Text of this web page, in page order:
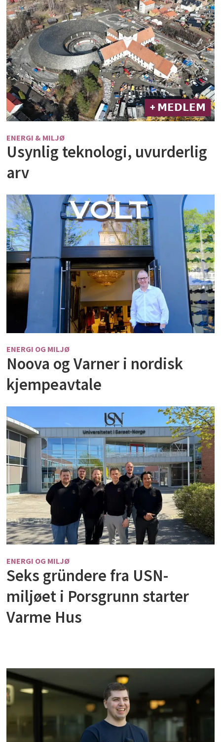
+ 𝗠𝗘𝗗𝗟𝗘𝗠
ENERGI & MILJØ
Usynlig teknologi, uvurderlig
arv
ENERGI OG MILJØ
Noova og Varner i nordisk
kjempeavtale
ENERGI OG MILJØ
Seks gründere fra USN-
miljøet i Porsgrunn starter
Varme Hus